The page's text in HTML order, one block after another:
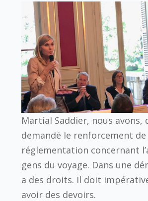
Martial Saddier, nous avons,
demandé le renforcement de
réglementation concernant
gens du voyage. Dans une
a des droits. Il doit
avoir des devoirs.